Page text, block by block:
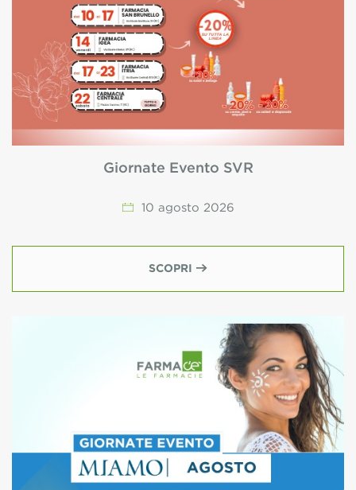
Giornate Evento SVR
10 agosto 2026
SCOPRI